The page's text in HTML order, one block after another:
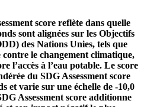
score reflète dans quelle
sont alignées sur les Objectifs
des Nations Unies, tels que
contre le changement climatique,
l’accès à l’eau potable. Le score
du SDG Assessment score
et varie sur une échelle de -10,0
Assessment score additionne